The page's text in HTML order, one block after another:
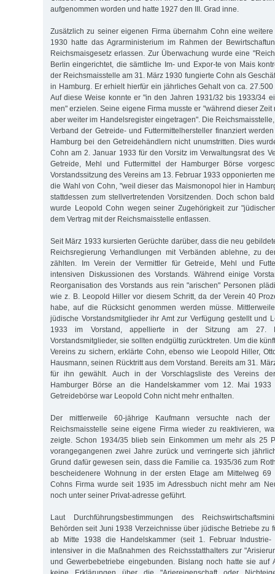
aufgenommen worden und hatte 1927 den III. Grad inne.
Zusätzlich zu seiner eigenen Firma übernahm Cohn eine
1930 hatte das Agrarministerium im Rahmen der
Reichsmaisgesetz erlassen. Zur Überwachung wurde eine
Berlin eingerichtet, die sämtliche Im- und Expor-te von Mais
der Reichsmaisstelle am 31. März 1930 fungierte Cohn als
in Hamburg. Er erhielt hierfür ein jährliches Gehalt von ca.
Auf diese Weise konnte er "in den Jahren 1931/32 bis 1933/34
men" erzielen. Seine eigene Firma musste er "während dieser
aber weiter im Handelsregister eingetragen". Die
Verband der Getreide- und Futtermittelhersteller finanziert
Hamburg bei den Getreidehändlern nicht unumstritten. Dies
Cohn am 2. Januar 1933 für den Vorsitz im Verwaltungsrat des
Getreide, Mehl und Futtermittel der Hamburger Börse
Vorstandssitzung des Vereins am 13. Februar 1933 opponierten
die Wahl von Cohn, "weil dieser das Maismonopol hier in
stattdessen zum stellvertretenden Vorsitzenden. Doch schon
wurde Leopold Cohn wegen seiner Zugehörigkeit zur
dem Vertrag mit der Reichsmaisstelle entlassen.
Seit März 1933 kursierten Gerüchte darüber, dass die neu
Reichsregierung Verhandlungen mit Verbänden ablehne, zu
zählten. Im Verein der Vermittler für Getreide, Mehl und
intensiven Diskussionen des Vorstands. Während einige
Reorganisation des Vorstands aus rein "arischen" Personen
wie z. B. Leopold Hiller vor diesem Schritt, da der Verein 40
habe, auf die Rücksicht genommen werden müsse.
jüdische Vorstandsmitglieder ihr Amt zur Verfügung gestellt und
1933 im Vorstand, appellierte in der Sitzung am 27.
Vorstandsmitglieder, sie sollten endgültig zurücktreten. Um die
Vereins zu sichern, erklärte Cohn, ebenso wie Leopold Hiller,
Hausmann, seinen Rücktritt aus dem Vorstand. Bereits am 31.
für ihn gewählt. Auch in der Vorschlagsliste des Vereins
Hamburger Börse an die Handelskammer vom 12. Mai
Getreidebörse war Leopold Cohn nicht mehr enthalten.
Der mittlerweile 60-jährige Kaufmann versuchte nach
Reichsmaisstelle seine eigene Firma wieder zu reaktivieren,
zeigte. Schon 1934/35 blieb sein Einkommen um mehr als 25
vorangegangenen zwei Jahre zurück und verringerte sich
Grund dafür gewesen sein, dass die Familie ca. 1935/36 zum
bescheidenere Wohnung in der ersten Etage am Mittelweg 69
Cohns Firma wurde seit 1935 im Adressbuch nicht mehr am
noch unter seiner Privat-adresse geführt.
Laut Durchführungsbestimmungen des
Behörden seit Juni 1938 Verzeichnisse über jüdische Betriebe zu
ab Mitte 1938 die Handelskammer (seit 1. Februar Industrie-
intensiver in die Maßnahmen des Reichsstatthalters zur
und Gewerbebetriebe eingebunden. Bislang noch hatte sie auf